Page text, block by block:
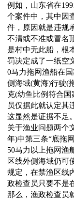
例如，山东省在
个案件中，其中因
件，原因就是违规
不清或不准或冒名
是村中无此船，根
罚决定成了一纸空
0马力拖网渔船在
侧海域(黄海)行驶(
克(幼鱼比例符合国
员仅据此就认定其
这显然是证据不足
关于渔业问题两个
年)中第三条“底拖
50马力以上拖网渔
区线外侧海域仍可
规定，在禁渔区线
政检查员只要不是
那么，渔政检查员